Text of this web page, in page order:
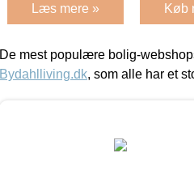
Læs mere » Køb
De mest populære bolig-
Bydahlliving.dk, som alle har et